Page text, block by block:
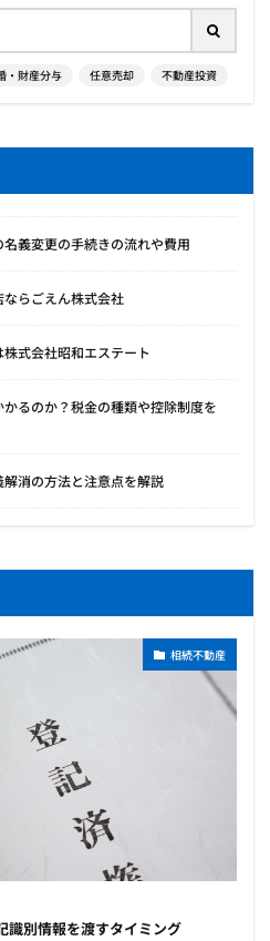
・財産分与 任意売却 不動産投資
義変更の手続きの流れや費用
らごえん株式会社
式会社昭和エステート
るのか？税金の種類や控除制度を
消の方法と注意点を解説
相続不動産
識別情報を渡すタイミング